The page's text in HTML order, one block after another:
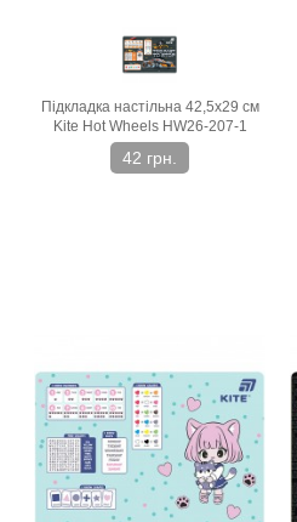
Підкладка настільна 42,5х29 см
Kite Hot Wheels HW26-207-1
42 грн.